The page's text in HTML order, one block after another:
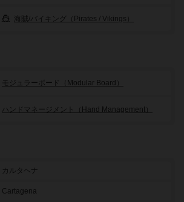
海賊/バイキング（Pirates / Vikings）
モジュラーボード（Modular Board）
ハンドマネージメント（Hand Management）
カルタヘナ
Cartagena